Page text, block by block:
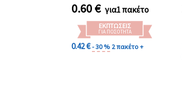
0.60€ για1 πακέτο
ΕΚΠΤΏΣΕΙΣ
ΓΙΑ ΠΟΣΌΤΗΤΑ
0.42 €- 30 % 2 πακέτο +